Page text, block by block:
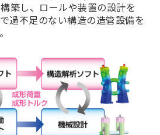
築し、ロールや装置の設計を
過不足のない構造の造管設備を